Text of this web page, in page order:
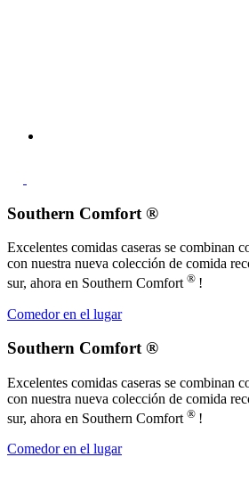
Southern Comfort ®
Excelentes comidas caseras se combinan
con nuestra nueva colección de comida
sur, ahora en Southern Comfort ® !
Comedor en el lugar
Southern Comfort ®
Excelentes comidas caseras se combinan
con nuestra nueva colección de comida
sur, ahora en Southern Comfort ® !
Comedor en el lugar